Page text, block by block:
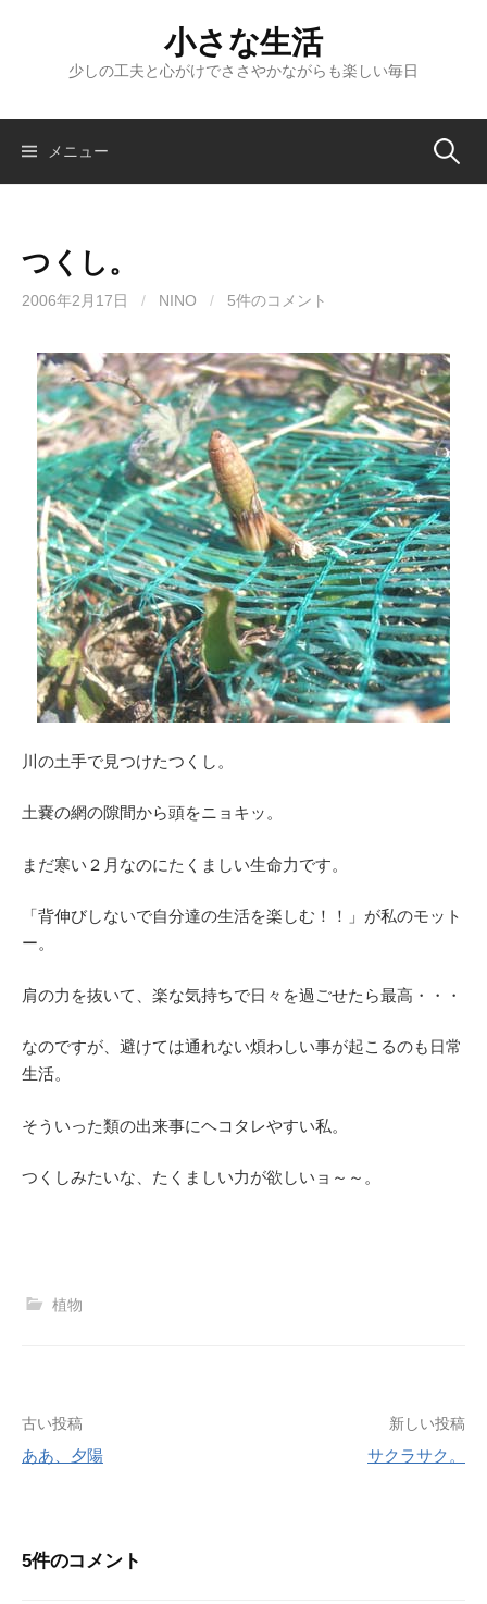
ツ
小さな生活
少しの工夫と心がけでささやかながらも楽しい毎日
メニュー 検
つくし。
2006年2月17日 / NINO / 5件のコメント
川の土手で見つけたつくし。
土嚢の網の隙間から頭をニョキッ。
まだ寒い２月なのにたくましい生命力です。
「背伸びしないで自分達の生活を楽しむ！！」が私のモット
ー。
肩の力を抜いて、楽な気持ちで日々を過ごせたら最高・・・
なのですが、避けては通れない煩わしい事が起こるのも日常
生活。
そういった類の出来事にヘコタレやすい私。
つくしみたいな、たくましい力が欲しいョ～～。
植物
投
稿
ビ
古い投稿
ああ、夕陽
新しい投稿
サクラサク。
5件のコメント